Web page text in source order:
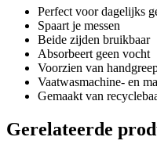
Perfect voor dagelijks
Spaart je messen
Beide zijden bruikbaar
Absorbeert geen vocht
Voorzien van
Vaatwasmachine- en
Gemaakt van
Gerelateerde